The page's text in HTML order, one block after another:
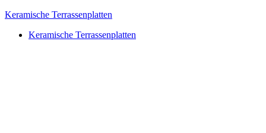
Keramische Terrassenplatten
Keramische Terrassenplatten